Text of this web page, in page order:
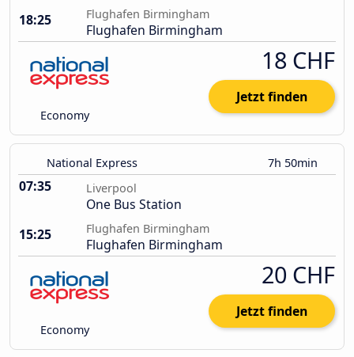
18:25
Flughafen Birmingham
Flughafen Birmingham
Economy
18 CHF
Jetzt finden
National Express 7h 50min
07:35 Liverpool
One Bus Station
15:25
Flughafen Birmingham
Flughafen Birmingham
Economy
20 CHF
Jetzt finden